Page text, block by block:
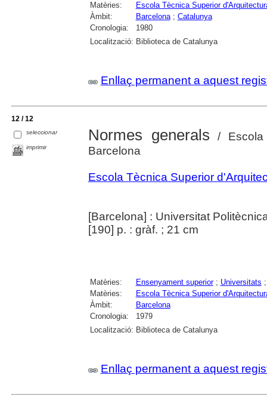
Matèries:
Escola Tècnica Superior
Àmbit:
Barcelona; Catalunya
Cronologia:
1980
Localització: Biblioteca de Catalunya
Enllaç permanent a aquest
12 / 12
seleccionar
imprimir
Normes generals / Escola
Barcelona
Escola Tècnica Superior
[Barcelona] : Universitat
[190] p. : gràf. ; 21 cm
Matèries: Ensenyament superior; Universitats
Matèries:
Escola Tècnica Superior
Àmbit:
Barcelona
Cronologia:
1979
Localització: Biblioteca de Catalunya
Enllaç permanent a aquest